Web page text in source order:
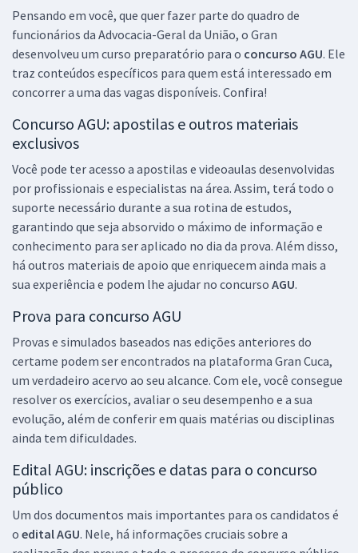
ou 12x deR$26,65
Economize R$ 79,96 (-20%)
AGU - Advocacia-Geral da União - Conhecimentos Específicos para o
R$ 191,84à vista
ou 12x deR$ 15,99
Economize R$ 47,96 (-20%)
Comprar
AGU - Advocacia-Geral da União - Conhecimentos Específicos para o
Cargo: Administrador
R$ 191,84à vista
ou 12x de R$15,99
Economize R$ 47,96 (-20%)
(T3) - com Gustavo Scatolino
12x deR$124,75
Pensando em você, que quer fazer parte do quadro de
funcionários da Advocacia-Geral da União, o Gran
desenvolveu um curso preparatório para o concurso AGU. Ele
traz conteúdos específicos para quem está interessado em
concorrer a uma das vagas disponíveis. Confira!
Concurso AGU: apostilas e outros materiais
exclusivos
Você pode ter acesso a apostilas e videoaulas desenvolvidas
por profissionais e especialistas na área. Assim, terá todo o
suporte necessário durante a sua rotina de estudos,
garantindo que seja absorvido o máximo de informação e
conhecimento para ser aplicado no dia da prova. Além disso,
há outros materiais de apoio que enriquecem ainda mais a
sua experiência e podem lhe ajudar no concurso AGU.
Prova para concurso AGU
Provas e simulados baseados nas edições anteriores do
certame podem ser encontrados na plataforma Gran Cuca,
um verdadeiro acervo ao seu alcance. Com ele, você consegue
resolver os exercícios, avaliar o seu desempenho e a sua
evolução, além de conferir em quais matérias ou disciplinas
ainda tem dificuldades.
Edital AGU: inscrições e datas para o concurso
público
Um dos documentos mais importantes para os candidatos é
o edital AGU. Nele, há informações cruciais sobre a